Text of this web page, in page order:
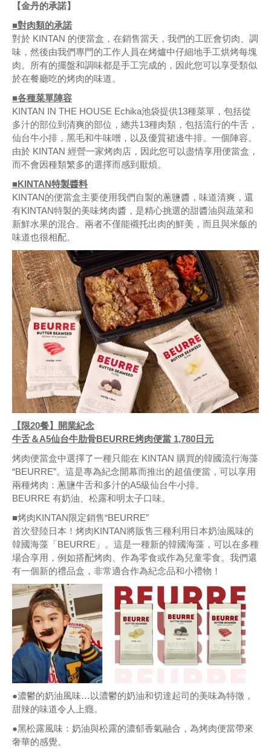
【金丹的承諾】
■對肉類的承諾
對於 KINTAN 的便當盒，在銷售當天，我們的工匠會切肉、調
味，然後由我們專門的工作人員在烤爐中仔細地手工烘烤每塊
肉。所有的擺盤和調味都是手工完成的，因此您可以享受類似
於在餐廳吃的烤肉的味道。
■各種菜單陣容
KINTAN IN THE HOUSE Echika池袋提供13種菜單，包括從
多汁的部位到清爽的部位，總共13種肉類，包括流行的牛舌，
仙台牛小排，黑毛和牛味噌，以及優質裙邊牛排。一個陣容。
由於 KINTAN 經營一家烤肉店，因此您可以盡情享用便當盒，
而不會因種類繁多的選擇而感到厭煩。
■KINTAN特製醬料
KINTAN的便當盒主要使用我們自製的蔥鹽醬，味道清爽，還
有KINTAN特製的美味烤肉醬，是精心挑選的甜醬油與蔬菜和
新鮮水果的混合。兩者不僅能襯托出肉的鮮美，而且與米飯的
味道也很相配。
【限20餐】開業紀念
牛舌＆A5仙台牛肋骨BEURRE烤肉便當 1,780日元
烤肉便當盒中選擇了一種只能在 KINTAN 購買的韓國流行海藻
“BEURRE”。這是專為紀念開幕而推出的超值便當，可以享用
兩種烤肉：蔥鹽牛舌和多汁的A5級仙台牛小排。
BEURRE 有奶油、松露和明太子口味。
■烤肉KINTAN限定銷售“BEURRE”
首次登陸日本！烤肉KINTAN將販售三種利用日本奶油風味的
韓國海藻「BEURRE」。這是一種新的韓國海藻，可以在多種
場合享用，例如搭配烤肉、作為零食或作為兒童零食。我們還
有一個新的禮品盒，非常適合作為紀念品和小禮物！
●濃鬱的奶油風味…以濃鬱的奶油和切達起司的美味為特徵，
甜辣的味道令人上癮。
●黑松露風味：奶油與松露的濃郁香氣融合，為烤肉便當帶來
奢華的感覺。